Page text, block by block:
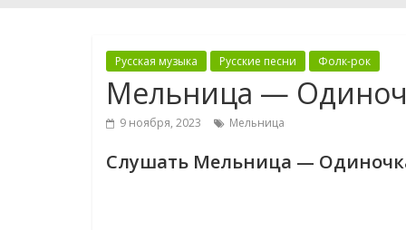
Русская музыка Русские песни Фолк-рок
Мельница —
9 ноября, 2023 Мельница
Слушать Мельница —